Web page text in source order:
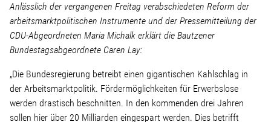
Strukturwandel
Bodenpolitik
Linke Zukunftsdebatte
Anlässlich der vergangenen Freitag verabschiedeten Reform der
arbeitsmarktpolitischen Instrumente und der Pressemitteilung der
CDU-Abgeordneten Maria Michalk erklärt die Bautzener
Bundestagsabgeordnete Caren Lay:
„Die Bundesregierung betreibt einen gigantischen Kahlschlag in
der Arbeitsmarktpolitik. Fördermöglichkeiten für Erwerbslose
werden drastisch beschnitten. In den kommenden drei Jahren
sollen hier über 20 Milliarden eingespart werden. Dies betrifft